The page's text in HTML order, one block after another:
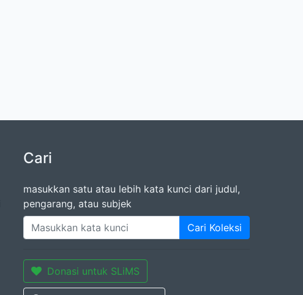
Cari
masukkan satu atau lebih kata kunci dari judul,
pengarang, atau subjek
Cari Koleksi
Donasi untuk SLiMS